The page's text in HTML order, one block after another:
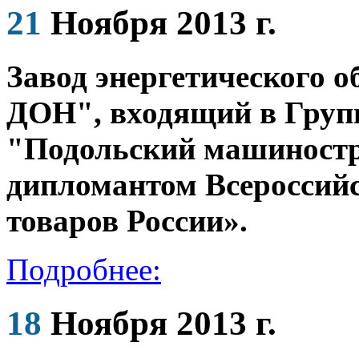
21 Ноября 2013 г.
Завод
ДОН", входящий в
"Подольский
дипломантом
товаров России».
Подробнее:
18 Ноября 2013 г.